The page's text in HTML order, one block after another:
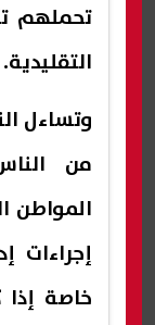
تحملهم
التقليدية.
وتساءل
من
المواطن
إجراءات
خاصة